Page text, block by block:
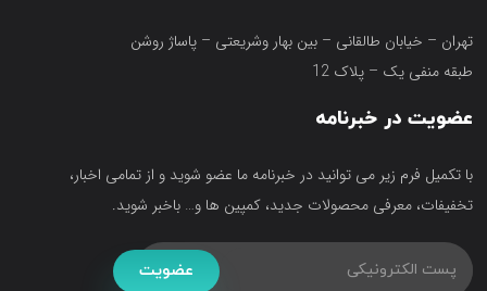
تهران – خیابان طالقانی – بین بهار وشریعتی – پاساژ روشن
طبقه منفی یک – پلاک 12
عضویت در خبرنامه
با تکمیل فرم زیر می توانید در خبرنامه ما عضو شوید و از تمامی اخبار،
تخفیفات، معرفی محصولات جدید، کمپین ها و… باخبر شوید.
عضویت